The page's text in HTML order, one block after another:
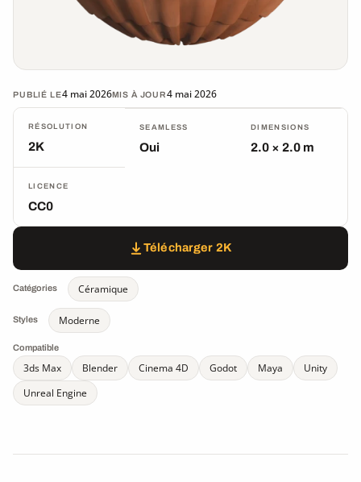
PUBLIÉ LE4 mai 2026MIS À JOUR4 mai 2026
RÉSOLUTION
2K
SEAMLESS
Oui
DIMENSIONS
2.0 × 2.0 m
LICENCE
CC0
Télécharger 2K
Catégories Céramique
Styles Moderne
Compatible
3ds Max Blender Cinema 4D Godot Maya
Unity
Unreal Engine